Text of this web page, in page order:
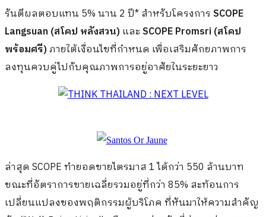
รันตีผลตอบแทน 5% นาน 2 ปี* สำหรับโครงการ SCOPE
Langsuan(สโคป หลังสวน)และ SCOPE Promsri(สโคป
พร้อมศรี)ภายใต้เงื่อนไขที่กำหนด เพื่อเสริมศักยภาพการ
ลงทุนควบคู่ไปกับคุณภาพการอยู่อาศัยในระยะยาว
ล่าสุด SCOPE ทำยอดขายไตรมาส 1 ได้กว่า 550 ล้านบาท
ขณะที่อัตราการขายเฉลี่ยรวมอยู่ที่กว่า 85% สะท้อนการ
เปลี่ยนแปลงของพฤติกรรมผู้บริโภค ที่หันมาให้ความสำคัญ